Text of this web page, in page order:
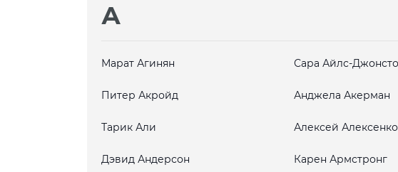
А
Марат Агинян Сара Айлс-
Питер Акройд Анджела Акерман
Тарик Али Алексей Алексенко
Дэвид Андерсон Карен Армстронг